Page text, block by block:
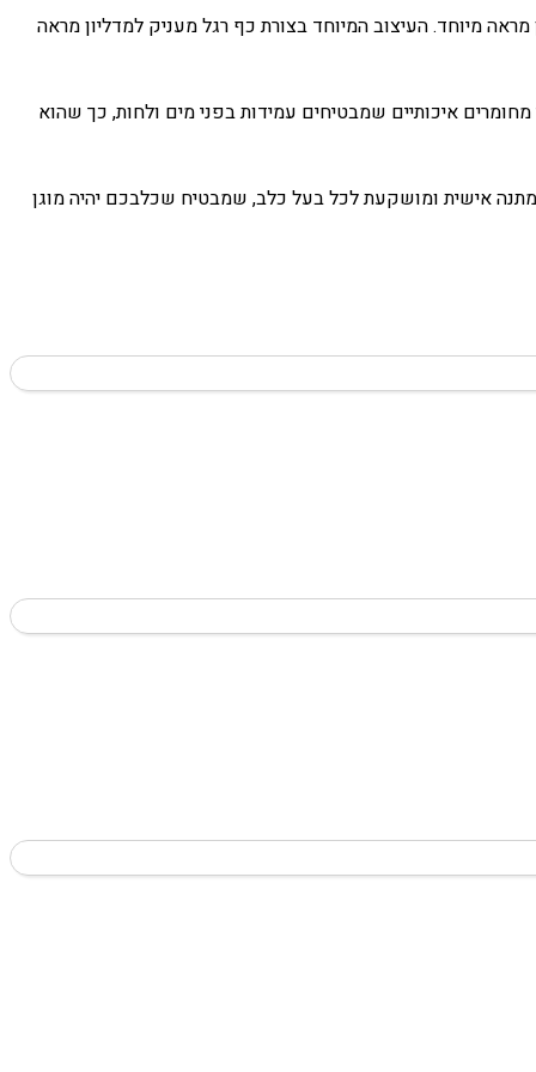
מיוחד. העיצוב המיוחד בצורת כף רגל מעניק למדליון מראה
איכותיים שמבטיחים עמידות בפני מים ולחות, כך שהוא
אישית ומושקעת לכל בעל כלב, שמבטיח שכלבכם יהיה מוגן